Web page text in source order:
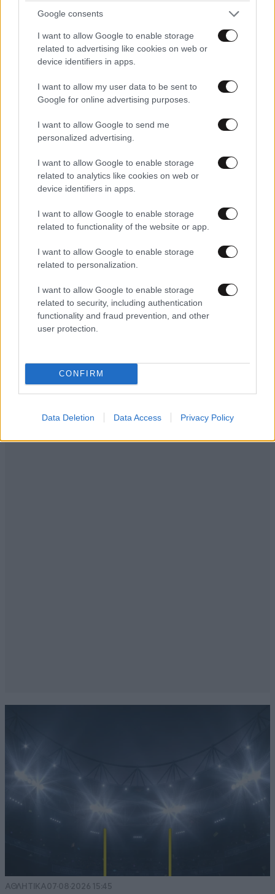
Google consents
I want to allow Google to enable storage
related to advertising like cookies on web or
device identifiers in apps.
I want to allow my user data to be sent to
Google for online advertising purposes.
I want to allow Google to send me
personalized advertising.
I want to allow Google to enable storage
related to analytics like cookies on web or
device identifiers in apps.
I want to allow Google to enable storage
related to functionality of the website or app.
I want to allow Google to enable storage
related to personalization.
I want to allow Google to enable storage
related to security, including authentication
functionality and fraud prevention, and other
user protection.
CONFIRM
Data Deletion Data Access Privacy Policy
07·08·2026 11:26
Βίντεο-ντοκουμέντο από το θανατηφόρο
τροχαίο στις Σέρρες: Η στιγμή που το ΙΧ μπαίνει
στο αντίθετο ρεύμα – Ακαριαία πέθαναν γιος
ΑΘΛΗΤΙΚΑ07·08·2026 15:45